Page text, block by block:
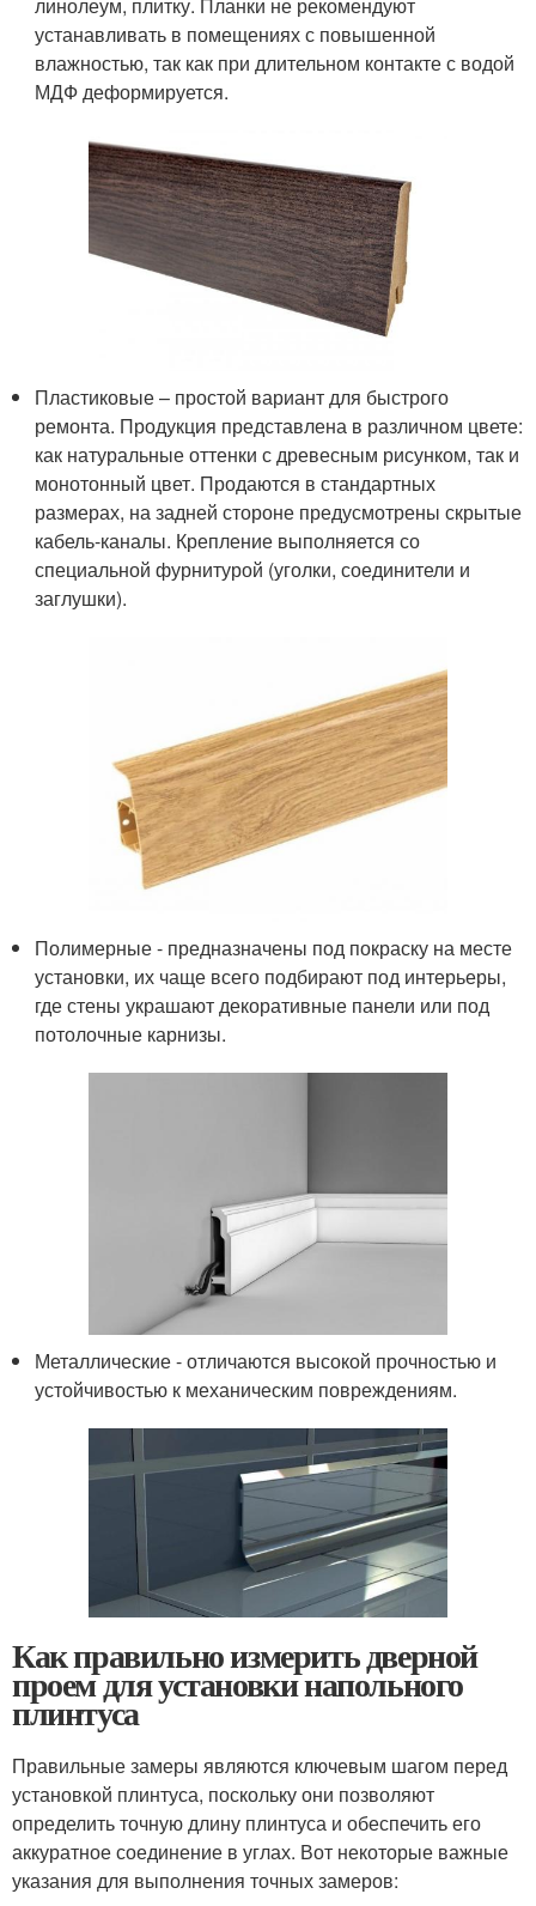
линолеум, плитку. Планки не рекомендуют
устанавливать в помещениях с повышенной
влажностью, так как при длительном контакте с водой
МДФ деформируется.
Пластиковые – простой вариант для быстрого
ремонта. Продукция представлена в различном цвете:
как натуральные оттенки с древесным рисунком, так и
монотонный цвет. Продаются в стандартных
размерах, на задней стороне предусмотрены скрытые
кабель-каналы. Крепление выполняется со
специальной фурнитурой (уголки, соединители и
заглушки).
Полимерные - предназначены под покраску на месте
установки, их чаще всего подбирают под интерьеры,
где стены украшают декоративные панели или под
потолочные карнизы.
Металлические - отличаются высокой прочностью и
устойчивостью к механическим повреждениям.
Как правильно измерить дверной
проем для установки напольного
плинтуса
Правильные замеры являются ключевым шагом перед
установкой плинтуса, поскольку они позволяют
определить точную длину плинтуса и обеспечить его
аккуратное соединение в углах. Вот некоторые важные
указания для выполнения точных замеров: